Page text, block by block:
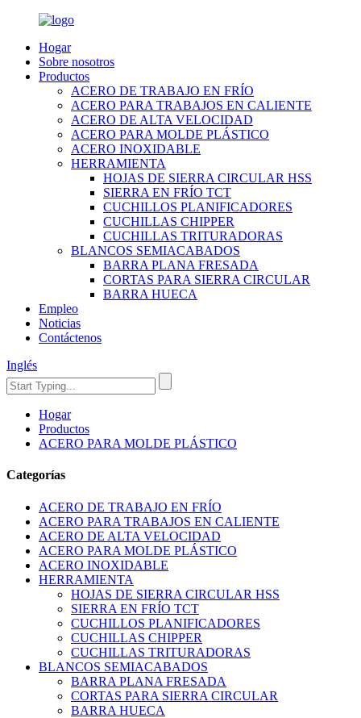
Hogar
Sobre nosotros
Productos
ACERO DE TRABAJO EN FRÍO
ACERO PARA TRABAJOS EN CALIENTE
ACERO DE ALTA VELOCIDAD
ACERO PARA MOLDE PLÁSTICO
ACERO INOXIDABLE
HERRAMIENTA
HOJAS DE SIERRA CIRCULAR HSS
SIERRA EN FRÍO TCT
CUCHILLOS PLANIFICADORES
CUCHILLAS CHIPPER
CUCHILLAS TRITURADORAS
BLANCOS SEMIACABADOS
BARRA PLANA FRESADA
CORTAS PARA SIERRA CIRCULAR
BARRA HUECA
Empleo
Noticias
Contáctenos
Inglés
Hogar
Productos
ACERO PARA MOLDE PLÁSTICO
Categorías
ACERO DE TRABAJO EN FRÍO
ACERO PARA TRABAJOS EN CALIENTE
ACERO DE ALTA VELOCIDAD
ACERO PARA MOLDE PLÁSTICO
ACERO INOXIDABLE
HERRAMIENTA
HOJAS DE SIERRA CIRCULAR HSS
SIERRA EN FRÍO TCT
CUCHILLOS PLANIFICADORES
CUCHILLAS CHIPPER
CUCHILLAS TRITURADORAS
BLANCOS SEMIACABADOS
BARRA PLANA FRESADA
CORTAS PARA SIERRA CIRCULAR
BARRA HUECA